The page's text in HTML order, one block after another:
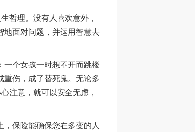
理。没有人喜欢意外，
地面对问题，并运用智慧去
个女孩一时想不开而跳楼
重伤，成了替死鬼。无论多
注意，就可以安全无虑，
保险能确保您在多变的人